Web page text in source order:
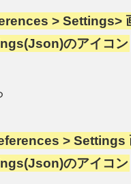
> Settings>
のアイコン
> Settings
のアイコン